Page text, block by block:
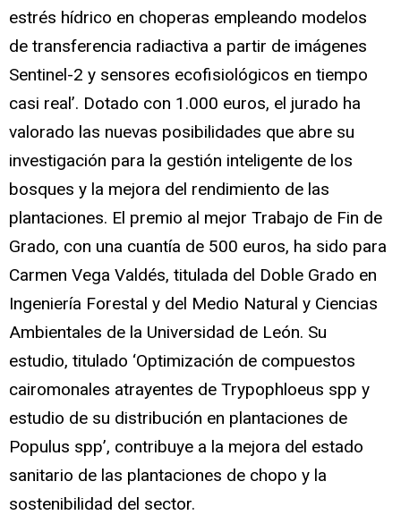
estrés hídrico en choperas empleando modelos
de transferencia radiactiva a partir de imágenes
Sentinel-2 y sensores ecofisiológicos en tiempo
casi real’. Dotado con 1.000 euros, el jurado ha
valorado las nuevas posibilidades que abre su
investigación para la gestión inteligente de los
bosques y la mejora del rendimiento de las
plantaciones. El premio al mejor Trabajo de Fin de
Grado, con una cuantía de 500 euros, ha sido para
Carmen Vega Valdés, titulada del Doble Grado en
Ingeniería Forestal y del Medio Natural y Ciencias
Ambientales de la Universidad de León. Su
estudio, titulado ‘Optimización de compuestos
cairomonales atrayentes de Trypophloeus spp y
estudio de su distribución en plantaciones de
Populus spp’, contribuye a la mejora del estado
sanitario de las plantaciones de chopo y la
sostenibilidad del sector.